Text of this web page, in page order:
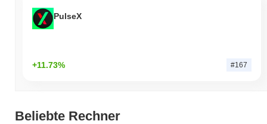
PulseX
+11.73% #167
Beliebte Rechner